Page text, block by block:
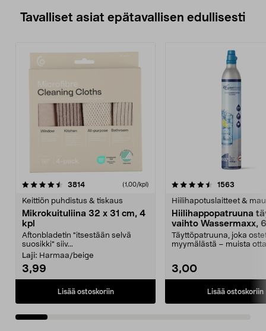
Tavalliset asiat epätavallisen edullisesti
3814arvostelut (1,00/kpl)
Keittiön puhdistus & tiskaus
Mikrokuituliina 32 x 31 cm, 4
kpl
Aftonbladetin "itsestään selvä
suosikki" siiv...
Laji: Harmaa/beige
3,99
Lisää ostoskoriin
4.5viidestä
1563
Hiilihapotuslaitteet &
Hiilihappopatruuna
vaihto Wassermaxx,
Täyttöpatruuna, joka
myymälästä – muista
3,00
Lisää ostoskoriin
4.5viidestä